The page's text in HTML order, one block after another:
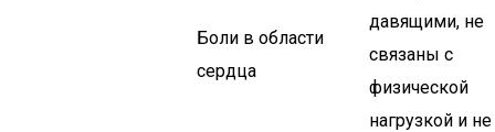
Боли в области
сердца
давящими, не
связаны с
физической
нагрузкой и не